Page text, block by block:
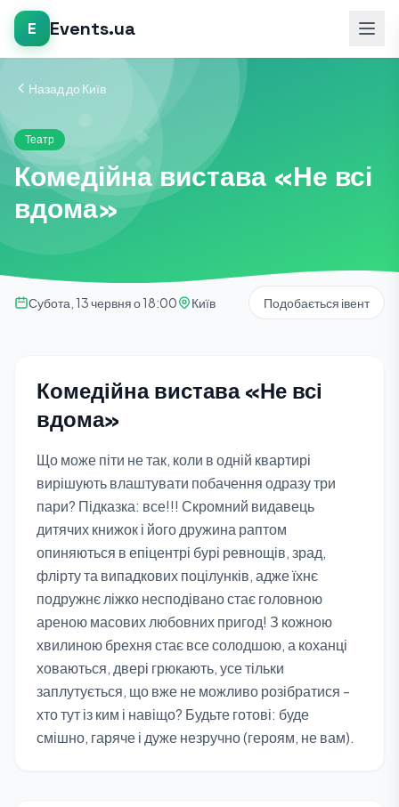
E Events.ua
Назад до Київ
Театр
Комедійна вистава «Не всі
вдома»
Субота, 13 червня о 18:00 Київ Подобається івент
Комедійна вистава «Не всі
вдома»
Що може піти не так, коли в одній квартирі
вирішують влаштувати побачення одразу три
пари? Підказка: все!!! Скромний видавець
дитячих книжок і його дружина раптом
опиняються в епіцентрі бурі ревнощів, зрад,
флірту та випадкових поцілунків, адже їхнє
подружнє ліжко несподівано стає головною
ареною масових любовних пригод! З кожною
хвилиною брехня стає все солодшою, а коханці
ховаються, двері грюкають, усе тільки
заплутується, що вже не можливо розібратися -
хто тут із ким і навіщо? Будьте готові: буде
смішно, гаряче і дуже незручно (героям, не вам).